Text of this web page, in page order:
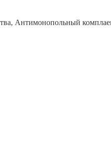
Антимонопольный